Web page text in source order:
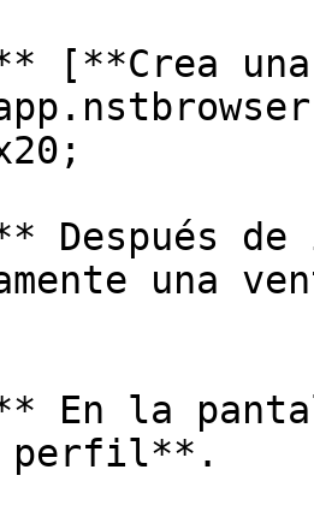
[**Crea
Después
una
En la
perfil**.